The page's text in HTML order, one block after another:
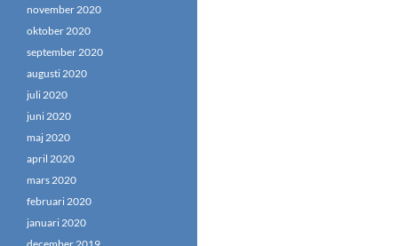
november 2020
oktober 2020
september 2020
augusti 2020
juli 2020
juni 2020
maj 2020
april 2020
mars 2020
februari 2020
januari 2020